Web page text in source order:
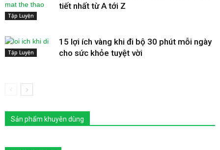
Tập Luyện
tiết nhất từ A tới Z
Tập Luyện
15 lợi ích vàng khi đi bộ 30 phút mỗi ngày
cho sức khỏe tuyệt vời
Sản phẩm khuyên dùng